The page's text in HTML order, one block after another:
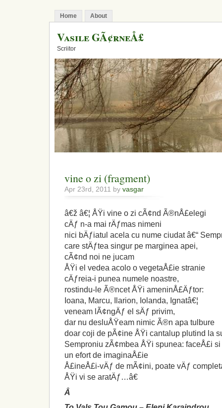
Home About
Vasile GÃ¢rneÅ£
Scriitor
vine o zi (fragment)
Apr 23rd, 2011 by vasgar
â€ž â€¦ ÅŸi vine o zi cÃ¢nd Ã®nÅ£elegi
cÄƒ n-a mai rÄƒmas nimeni
nici bÄƒiatul acela cu nume ciudat â€“
care stÄƒtea singur pe marginea apei,
cÃ¢nd noi ne jucam
ÅŸi el vedea acolo o vegetaÅ£ie stranie
cÄƒreia-i punea numele noastre,
rostindu-le Ã®ncet ÅŸi ameninÅ£Äƒtor:
Ioana, Marcu, Ilarion, Iolanda, Ignatâ€¦
veneam lÃ¢ngÄƒ el sÄƒ privim,
dar nu desluÅŸeam nimic Ã®n apa tulbure
doar coji de pÃ¢ine ÅŸi cantalup plutind la
Semproniu zÃ¢mbea ÅŸi spunea: faceÅ£i
un efort de imaginaÅ£ie
Å£ineÅ£i-vÄƒ de mÃ¢ini, poate vÄƒ
ÅŸi vi se aratÄƒ…â€
Â